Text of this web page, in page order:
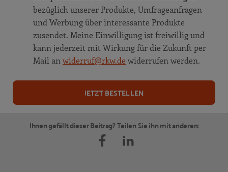
bezüglich unserer Produkte, Umfrageanfragen
und Werbung über interessante Produkte
zusendet. Meine Einwilligung ist freiwillig und
kann jederzeit mit Wirkung für die Zukunft per
Mail an widerruf@rkw.de widerrufen werden.
JETZT BESTELLEN
Ihnen gefällt dieser Beitrag? Teilen Sie ihn mit anderen: